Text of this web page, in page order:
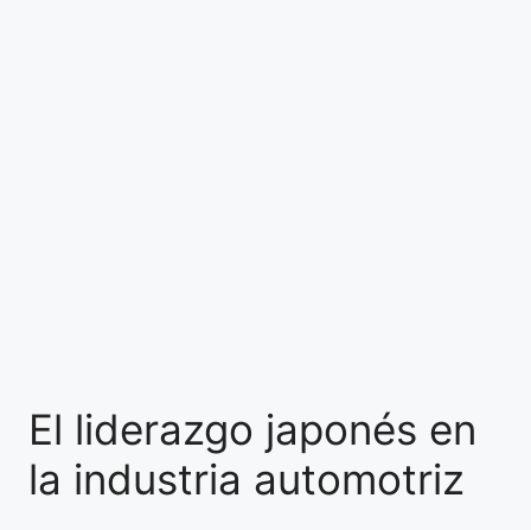
El liderazgo japonés en
la industria automotriz